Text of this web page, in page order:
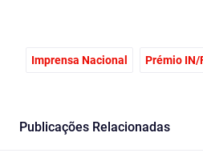
Imprensa Nacional Prémio IN/
Publicações Relacionadas